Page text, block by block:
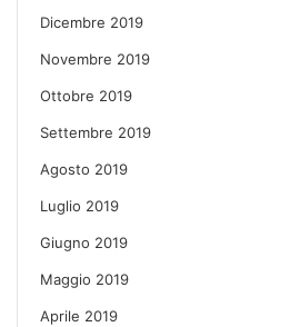
Dicembre 2019
Novembre 2019
Ottobre 2019
Settembre 2019
Agosto 2019
Luglio 2019
Giugno 2019
Maggio 2019
Aprile 2019